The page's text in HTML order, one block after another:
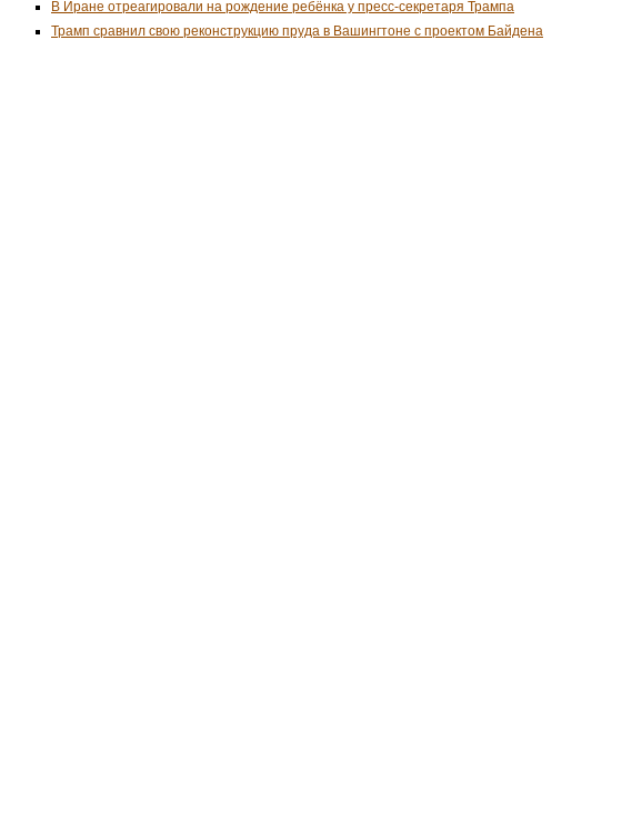
В Иране отреагировали на рождение ребёнка у пресс-секретаря Трампа
Трамп сравнил свою реконструкцию пруда в Вашингтоне с проектом Байдена